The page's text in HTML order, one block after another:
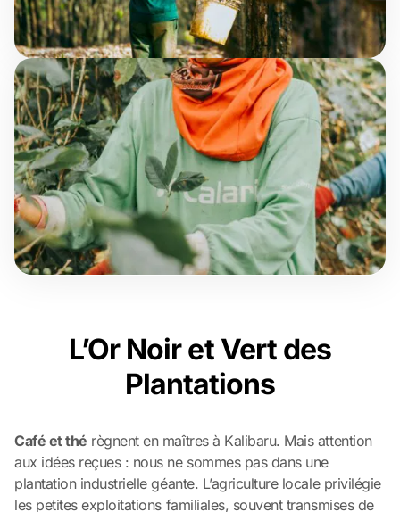
L’Or Noir et Vert des
Plantations
Café et thé règnent en maîtres à Kalibaru. Mais attention
aux idées reçues : nous ne sommes pas dans une
plantation industrielle géante. L’agriculture locale privilégie
les petites exploitations familiales, souvent transmises de